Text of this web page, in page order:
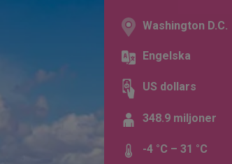
Washington D.C.
Engelska
US dollars
348.9 miljoner
-4 °C – 31 °C